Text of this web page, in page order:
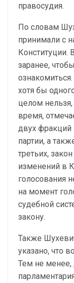
правосудия.
По словам
принимали с
Конституции.
заранее,
хотя бы
целом
время,
двух
партии, а
третьих,
изменений в
голосования
на момент
судебной
закону.
Также
указано, что
Тем не менее,